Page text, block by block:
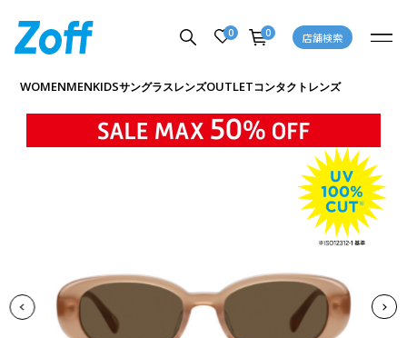
0 0 店舗検索
WOMENMENKIDSサングラスレンズOUTLETコンタクトレンズ
商品詳細ページへ